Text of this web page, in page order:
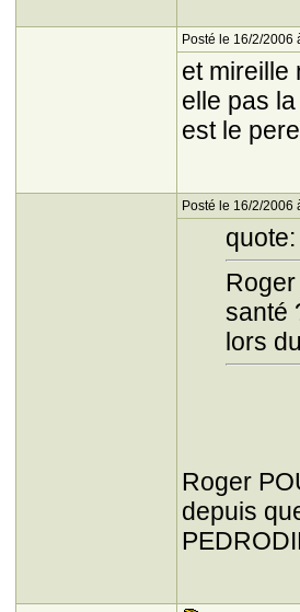
Posté le 16/2/2006
et mireille
elle pas
est le
Posté le 16/2/2006
quote:
santé
lors
Roger
depuis